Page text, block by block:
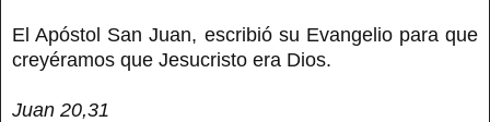
El Apóstol San Juan, escribió su Evangelio para que
creyéramos que Jesucristo era Dios.
Juan 20,31